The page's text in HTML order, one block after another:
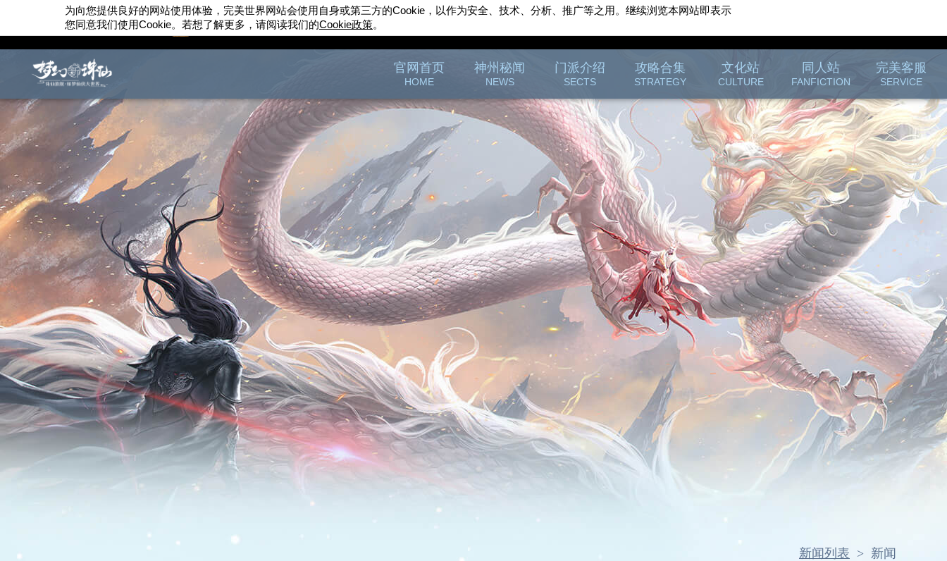
官网首页
HOME
神州秘闻
NEWS
门派介绍
SECTS
攻略合集
STRATEGY
文化站
CULTURE
同人站
FANFICTION
完美客服
SERVICE
新闻列表 > 新闻
为向您提供良好的网站使用体验，完美世界网站会使用自身或第三方的Cookie ，以作为安全、技术、分析、推广等之用。继续浏览本网站即表示
您同意我们使用Cookie。若想了解更多，请阅读我们的Cookie政策。